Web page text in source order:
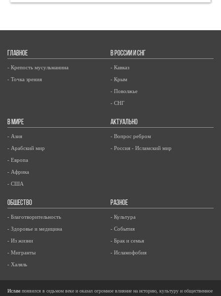
ГЛАВНОЕ
- Крепость мусульманина
- Точка зрения
В РОССИИ И СНГ
- Кавказ
- Крым
- Поволжье
- СНГ
В МИРЕ
- Азия
- Арабский мир
- Европа
- Африка
- США
АКТУАЛЬНО
- Вопрос ребром
- Россия - Исламский мир
ОБЩЕСТВО
- Благотворительность
- Здоровье и медицина
- Из жизни
- Мигранты
- Халяль
РАЗНОЕ
- Культура
- События
- Брак и семья
- Исламофобия
Ислам появился в седьмом веке и оказал огромное влияние на историю, культуру и общественное